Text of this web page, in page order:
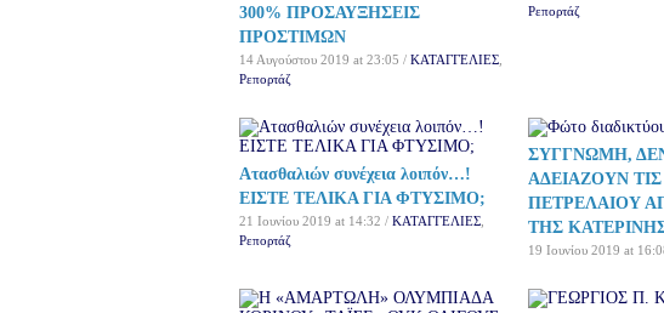
300% ΠΡΟΣΑΥΞΗΣΕΙΣ
ΠΡΟΣΤΙΜΩΝ
14 Αυγούστου 2019 at 23:05 / ΚΑΤΑΓΓΕΛΙΕΣ
Ρεπορτάζ
Ρεπορτάζ
Ατασθαλιών συνέχεια λοιπόν…!
ΕΙΣΤΕ ΤΕΛΙΚΑ ΓΙΑ ΦΤΥΣΙΜΟ;
21 Ιουνίου 2019 at 14:32 / ΚΑΤΑΓΓΕΛΙΕΣ
Ρεπορτάζ
ΣΥΓΓΝΩΜΗ,
ΑΔΕΙΑΖΟΥΝ
ΠΕΤΡΕΛΑΙΟΥ
ΤΗΣ
19 Ιουνίου 2019 at